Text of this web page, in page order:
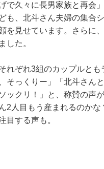
で久々に長男家族と再会
も、北斗さん夫婦の集合
を見せています。さら
した。
れぞれ3組のカップルと
そっくりー」「北斗さん
ックリ！」と、称賛の声
2人目もう産まれるのか
目する声も。